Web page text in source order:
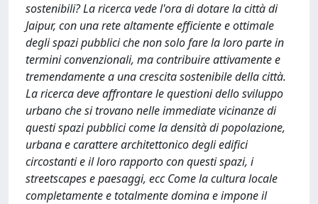
sostenibili? La ricerca vede l'ora di dotare la città di
Jaipur, con una rete altamente efficiente e ottimale
degli spazi pubblici che non solo fare la loro parte in
termini convenzionali, ma contribuire attivamente e
tremendamente a una crescita sostenibile della città.
La ricerca deve affrontare le questioni dello sviluppo
urbano che si trovano nelle immediate vicinanze di
questi spazi pubblici come la densità di popolazione,
urbana e carattere architettonico degli edifici
circostanti e il loro rapporto con questi spazi, i
streetscapes e paesaggi, ecc Come la cultura locale
completamente e totalmente domina e impone il